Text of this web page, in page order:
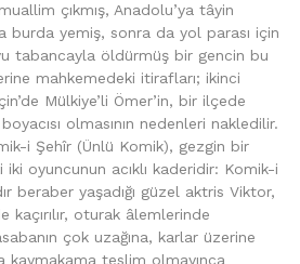
çıkmış, Anadolu’ya tâyin
burda yemiş, sonra da yol parası için
tabancayla öldürmüş bir gencin bu
mahkemedeki itirafları; ikinci
Mülkiye’li Ömer’in, bir ilçede
olmasının nedenleri nakledilir.
i Şehîr (Ünlü Komik), gezgin bir
oyuncunun acıklı kaderidir: Komik-i
beraber yaşadığı güzel aktris Viktor,
kaçırılır, oturak âlemlerinde
çok uzağına, karlar üzerine
kaymakama teslim olmayınca